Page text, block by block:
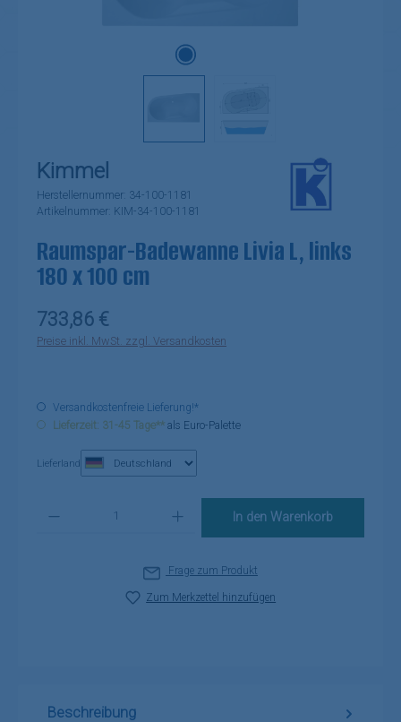
Kimmel
Herstellernummer: 34-100-1181
Artikelnummer: KIM-34-100-1181
Raumspar-Badewanne Livia L, links
180 x 100 cm
Regulärer Preis:
733,86 €
Preise inkl. MwSt. zzgl. Versandkosten
Versandkostenfreie Lieferung!*
Lieferzeit: 31-45 Tage** als Euro-Palette
Lieferland
In den Warenkorb
Frage zum Produkt
Zum Merkzettel hinzufügen
Beschreibung